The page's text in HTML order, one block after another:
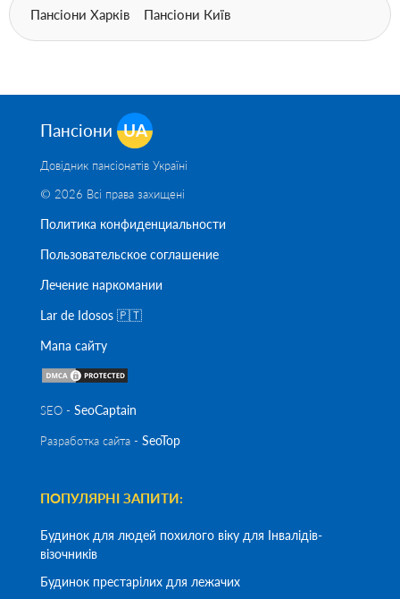
Пансіони Харків Пансіони Київ
Пансіони UA
Довідник пансіонатів Україні
© 2026 Всі права захищені
Политика конфиденциальности
Пользовательское соглашение
Лечение наркомании
Lar de Idosos 🇵🇹
Мапа сайту
SEO - SeoСaptain
Разработка сайта - SeoTop
ПОПУЛЯРНІ ЗАПИТИ:
Будинок для людей похилого віку для Інвалідів-
візочників
Будинок престарілих для лежачих